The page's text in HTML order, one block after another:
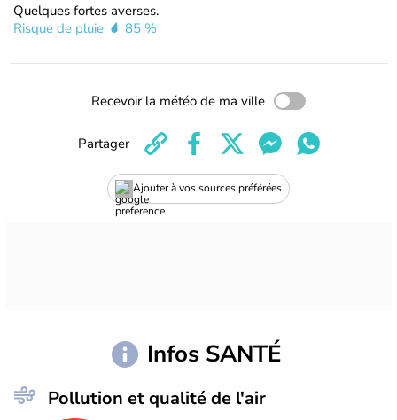
Quelques fortes averses.
Risque de pluie
85 %
Recevoir la météo de ma ville
Ajouter à vos sources préférées
Partager
Infos SANTÉ
Pollution et qualité de l'air